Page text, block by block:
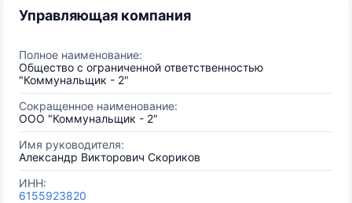
Управляющая компания
Полное наименование:
Общество с ограниченной ответственностью
"Коммунальщик - 2"
Сокращенное наименование:
ООО "Коммунальщик - 2"
Имя руководителя:
Александр Викторович Скориков
ИНН:
6155923820